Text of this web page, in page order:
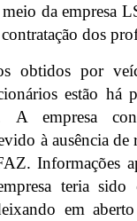
da empresa
dos
obtidos por
estão há
A empresa
à ausência de
Informações
teria
em aberto